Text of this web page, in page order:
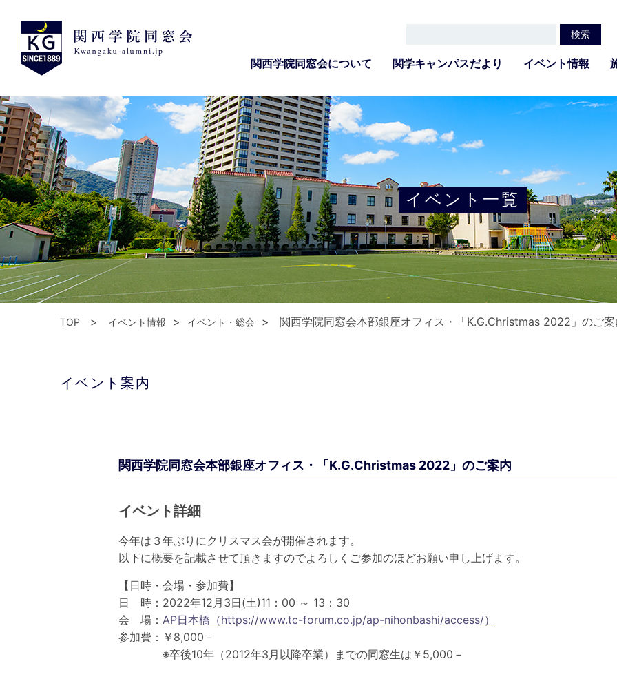
関西学院同窓会について 関学キャンパスだより イベント情報
イベント一覧
TOP イベント情報 イベント・総会 関西学院同窓会本部銀座オフィス・「K.G.Christmas 2022」のご
イベント案内
関西学院同窓会本部銀座オフィス・「K.G.Christmas 2022」のご案内
イベント詳細
今年は３年ぶりにクリスマス会が開催されます。
以下に概要を記載させて頂きますのでよろしくご参加のほどお願い申し上げます。
【日時・会場・参加費】
日 時：2022年12月3日(土)11：00 ～ 13：30
会 場： AP日本橋（https://www.tc-forum.co.jp/ap-nihonbashi/access/）
参加費：￥8,000－
※卒後10年（2012年3月以降卒業）までの同窓生は￥5,000－